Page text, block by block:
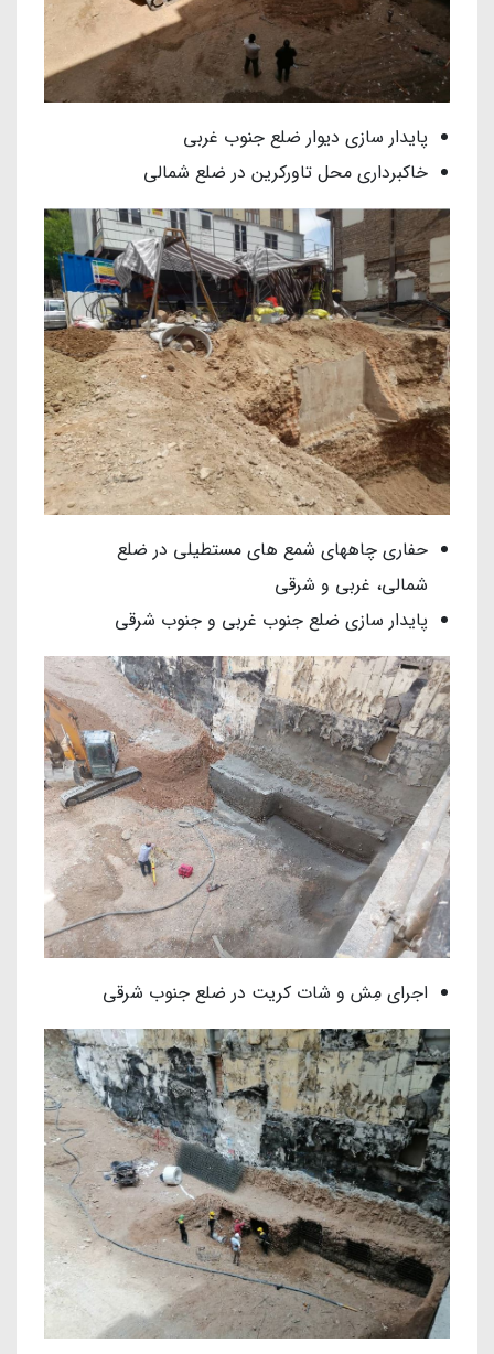
پایدار سازی دیوار ضلع جنوب غربی
خاکبرداری محل تاورکرین در ضلع شمالی
حفاری چاههای شمع های مستطیلی در ضلع
شمالی، غربی و شرقی
پایدار سازی ضلع جنوب غربی و جنوب شرقی
اجرای مِش و شات کریت در ضلع جنوب شرقی